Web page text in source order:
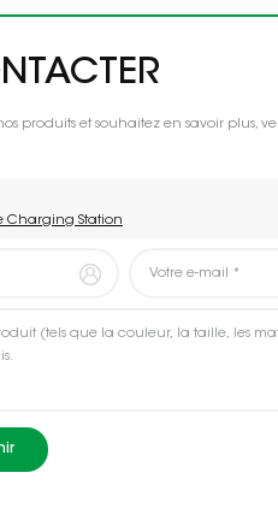
produits et souhaitez en savoir plus,
Charging Station